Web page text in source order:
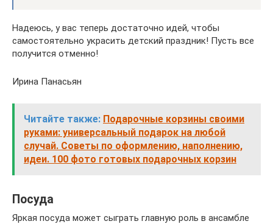
Надеюсь, у вас теперь достаточно идей, чтобы
самостоятельно украсить детский праздник! Пусть все
получится отменно!
Ирина Панасьян
Читайте также: Подарочные корзины своими
руками: универсальный подарок на любой
случай. Советы по оформлению, наполнению,
идеи. 100 фото готовых подарочных корзин
Посуда
Яркая посуда может сыграть главную роль в ансамбле